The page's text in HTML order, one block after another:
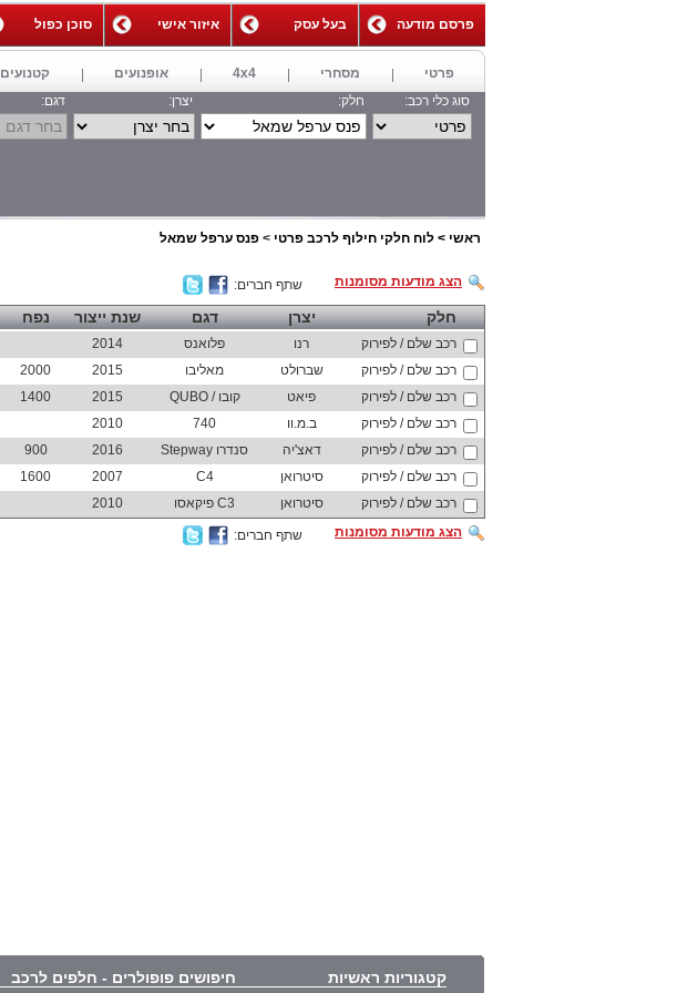
פרסם מודעה בעל עסק איזור אישי סוכן כפול ,
פרטי מסחרי 4x4 אופנועים קטנועים
סוג כלי רכב:
חלק: יצרן: דגם:
ראשי > לוח חלקי חילוף לרכב פרטי > פנס ערפל שמאל
הצג מודעות מסומנות שתף חברים:
חלק יצרן דגם שנת ייצור נפח
רכב שלם / לפירוק רנו פלואנס 2014
רכב שלם / לפירוק
שברולט מאליבו 2015
2000
רכב שלם / לפירוק
פיאט קובו / QUBO 2015
1400
רכב שלם / לפירוק
ב.מ.וו 740
2010
רכב שלם / לפירוק
דאצ'יה סנדרו Stepway 2016
900
רכב שלם / לפירוק
סיטרואן C4
2007
1600
רכב שלם / לפירוק
סיטרואן C3 פיקאסו 2010
הצג מודעות מסומנות
שתף חברים:
קטגוריות ראשיות חיפושים פופולרים - חלפים לרכב